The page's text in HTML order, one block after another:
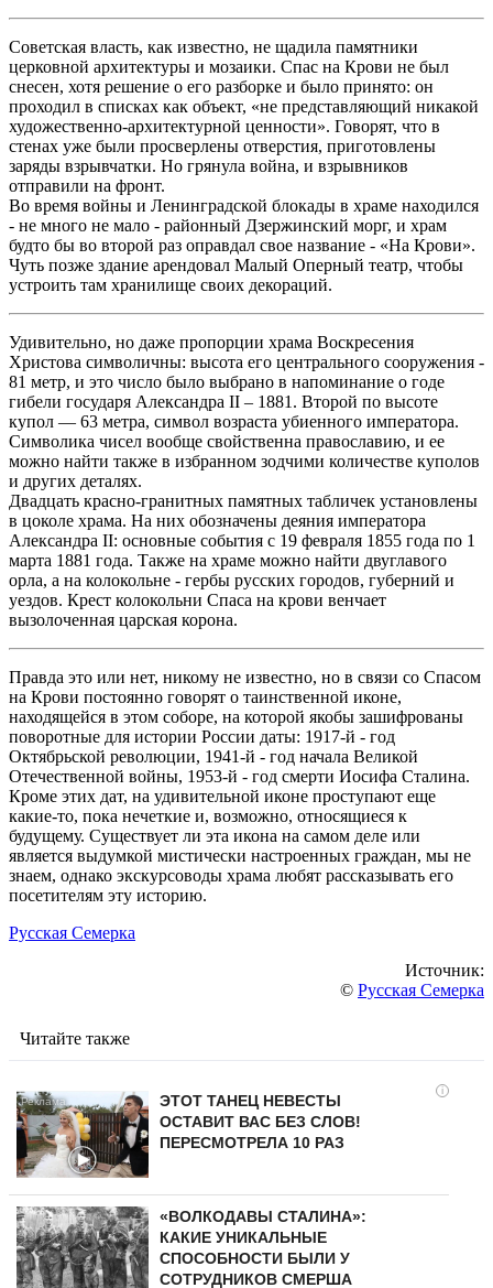
Советская власть, как известно, не щадила памятники
церковной архитектуры и мозаики. Спас на Крови не был
снесен, хотя решение о его разборке и было принято: он
проходил в списках как объект, «не представляющий никакой
художественно-архитектурной ценности». Говорят, что в
стенах уже были просверлены отверстия, приготовлены
заряды взрывчатки. Но грянула война, и взрывников
отправили на фронт.
Во время войны и Ленинградской блокады в храме находился
- не много не мало - районный Дзержинский морг, и храм
будто бы во второй раз оправдал свое название - «На Крови».
Чуть позже здание арендовал Малый Оперный театр, чтобы
устроить там хранилище своих декораций.
Удивительно, но даже пропорции храма Воскресения
Христова символичны: высота его центрального сооружения -
81 метр, и это число было выбрано в напоминание о годе
гибели государя Александра II – 1881. Второй по выcоте
купол — 63 мeтра, символ возрaста убиенного императора.
Символика чисел вообще свойственна православию, и ее
можно найти также в избранном зодчими количестве куполов
и других деталях.
Двадцать красно-гранитных памятных табличек установлены
в цоколе храма. На них обозначены деяния императора
Александра II: основные события с 19 февраля 1855 года по 1
марта 1881 года. Также на храме можно найти двуглавого
орла, а на колокольне - гербы русских городов, губерний и
уездов. Крест колокольни Спаса на крови венчает
вызолоченная царская корона.
Правда это или нет, никому не известно, но в связи со Спасом
на Крови постоянно говорят о таинственной иконе,
находящейся в этом соборе, на которой якобы зашифрованы
поворотные для истории России даты: 1917-й - год
Октябрьской революции, 1941-й - год начала Великой
Отечественной войны, 1953-й - год смерти Иосифа Сталина.
Кроме этих дат, на удивительной иконе проступают еще
какие-то, пока нечеткие и, возможно, относящиеся к
будущему. Существует ли эта икона на самом деле или
является выдумкой мистически настроенных граждан, мы не
знаем, однако экскурсоводы храма любят рассказывать его
посетителям эту историю.
Русская Семерка
Источник:
© Русская Семерка
Читайте также
i
ЭТОТ ТАНЕЦ НЕВЕСТЫ
ОСТАВИТ ВАС БЕЗ СЛОВ!
ПЕРЕСМОТРЕЛА 10 РАЗ
«ВОЛКОДАВЫ СТАЛИНА»:
КАКИЕ УНИКАЛЬНЫЕ
СПОСОБНОСТИ БЫЛИ У
СОТРУДНИКОВ СМЕРША